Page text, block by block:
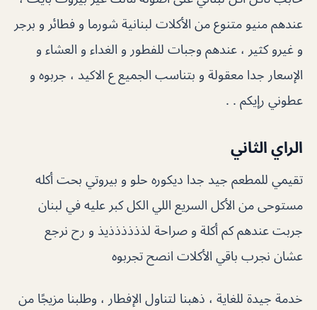
عندهم منيو متنوع من الأكلات لبنانية شورما و فطائر و برجر
و غيرو كثير ، عندهم وجبات للفطور و الغداء و العشاء و
الإسعار جدا معقولة و بتناسب الجميع ع الاكيد ، جربوه و
عطوني رإيكم . .
الراي الثاني
تقيمي للمطعم جيد جدا ديكوره حلو و بيروتي بحت أكله
مستوحى من الأكل السريع اللي الكل كبر عليه في لبنان
جربت عندهم كم أكلة و صراحة لذذذذذذيذ و رح نرجع
عشان نجرب باقي الأكلات انصح تجربوه
خدمة جيدة للغاية ، ذهبنا لتناول الإفطار ، وطلبنا مزيجًا من